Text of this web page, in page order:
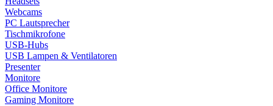
Webcams
PC Lautsprecher
Tischmikrofone
USB-Hubs
USB Lampen & Ventilatoren
Presenter
Monitore
Office Monitore
Gaming Monitore